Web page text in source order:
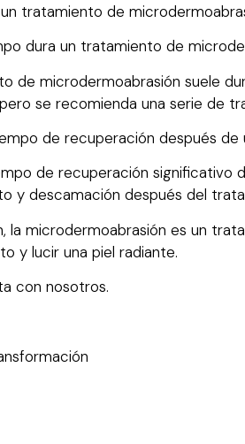
tratamiento de
dura un tratamiento de
de microdermoabrasión suele
se recomienda una serie de
de recuperación después
de recuperación significativo
y descamación después del
la microdermoabrasión es un
y lucir una piel radiante.
con nosotros.